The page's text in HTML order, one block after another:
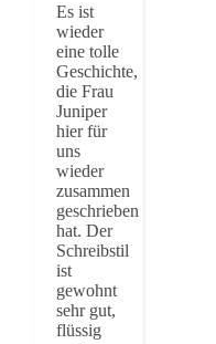
Es ist
wieder
eine tolle
Geschichte,
die Frau
Juniper
hier für
uns
wieder
zusammen
geschrieben
hat. Der
Schreibstil
ist
gewohnt
sehr gut,
flüssig